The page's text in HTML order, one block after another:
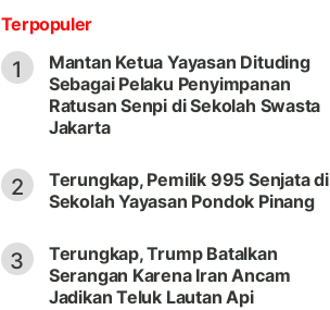
Terpopuler
1
Mantan Ketua Yayasan Dituding
Sebagai Pelaku Penyimpanan
Ratusan Senpi di Sekolah Swasta
Jakarta
2
Terungkap, Pemilik 995 Senjata di
Sekolah Yayasan Pondok Pinang
3
Terungkap, Trump Batalkan
Serangan Karena Iran Ancam
Jadikan Teluk Lautan Api